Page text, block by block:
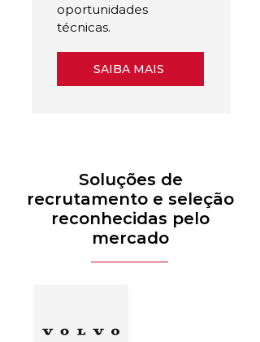
oportunidades
técnicas.
SAIBA MAIS
Soluções de
recrutamento e seleção
reconhecidas pelo
mercado